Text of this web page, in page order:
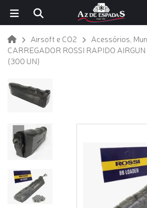
Airsoft e CO2
Acessórios,
CARREGADOR ROSSI RAPIDO
(300 UN)